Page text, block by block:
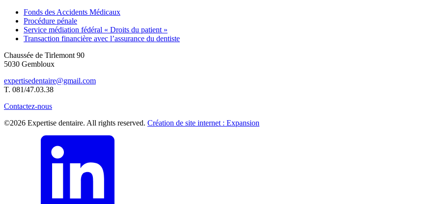
Fonds des Accidents Médicaux
Procédure pénale
Service médiation fédéral « Droits du patient »
Transaction financière avec l’assurance du dentiste
Chaussée de Tirlemont 90
5030 Gembloux
expertisedentaire@gmail.com
T. 081/47.03.38
Contactez-nous
©2026 Expertise dentaire. All rights reserved. Création de site internet : Expansion